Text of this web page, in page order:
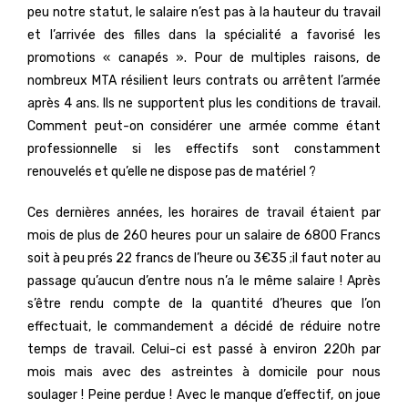
peu notre statut, le salaire n’est pas à la hauteur du travail
et l’arrivée des filles dans la spécialité a favorisé les
promotions « canapés ». Pour de multiples raisons, de
nombreux MTA résilient leurs contrats ou arrêtent l’armée
après 4 ans. Ils ne supportent plus les conditions de travail.
Comment peut-on considérer une armée comme étant
professionnelle si les effectifs sont constamment
renouvelés et qu’elle ne dispose pas de matériel ?
Ces dernières années, les horaires de travail étaient par
mois de plus de 260 heures pour un salaire de 6800 Francs
soit à peu prés 22 francs de l’heure ou 3€35 ;il faut noter au
passage qu’aucun d’entre nous n’a le même salaire ! Après
s’être rendu compte de la quantité d’heures que l’on
effectuait, le commandement a décidé de réduire notre
temps de travail. Celui-ci est passé à environ 220h par
mois mais avec des astreintes à domicile pour nous
soulager ! Peine perdue ! Avec le manque d’effectif, on joue